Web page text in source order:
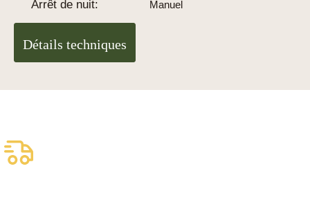
Arrêt de nuit: Manuel
Détails techniques